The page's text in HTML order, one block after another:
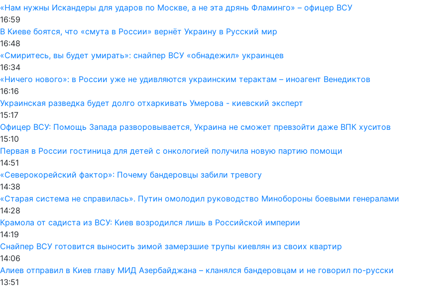
«Нам нужны Искандеры для ударов по Москве, а не эта дрянь Фламинго» – офицер ВСУ
16:59
В Киеве боятся, что «смута в России» вернёт Украину в Русский мир
16:48
«Смиритесь, вы будет умирать»: снайпер ВСУ «обнадежил» украинцев
16:34
«Ничего нового»: в России уже не удивляются украинским терактам – иноагент Венедиктов
16:16
Украинская разведка будет долго отхаркивать Умерова - киевский эксперт
15:17
Офицер ВСУ: Помощь Запада разворовывается, Украина не сможет превзойти даже ВПК хуситов
15:10
Первая в России гостиница для детей с онкологией получила новую партию помощи
14:51
«Северокорейский фактор»: Почему бандеровцы забили тревогу
14:38
«Старая система не справилась». Путин омолодил руководство Минобороны боевыми генералами
14:28
Крамола от садиста из ВСУ: Киев возродился лишь в Российской империи
14:19
Снайпер ВСУ готовится выносить зимой замерзшие трупы киевлян из своих квартир
14:06
Алиев отправил в Киев главу МИД Азербайджана – кланялся бандеровцам и не говорил по-русски
13:51